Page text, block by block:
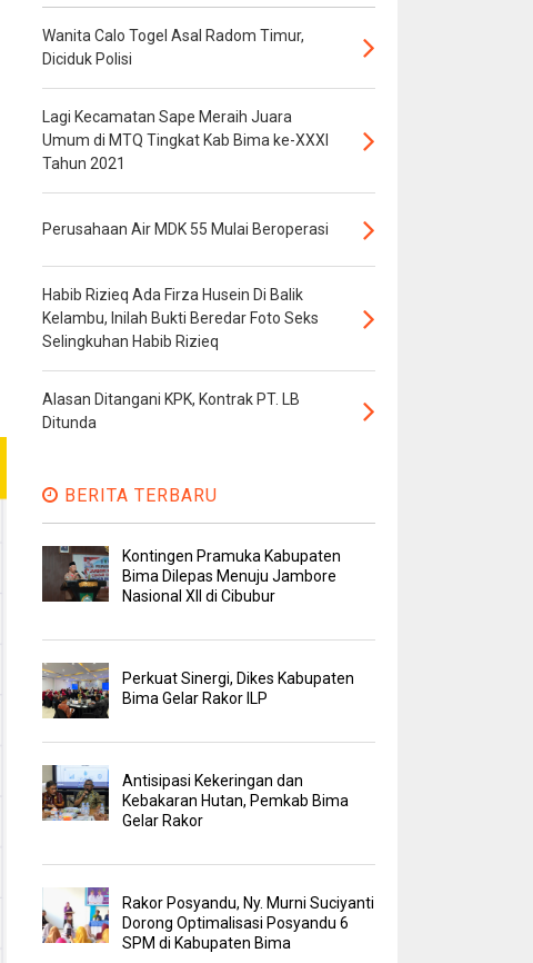
Wanita Calo Togel Asal Radom Timur,
Diciduk Polisi
Lagi Kecamatan Sape Meraih Juara
Umum di MTQ Tingkat Kab Bima ke-XXXI
Tahun 2021
Perusahaan Air MDK 55 Mulai Beroperasi
Habib Rizieq Ada Firza Husein Di Balik
Kelambu, Inilah Bukti Beredar Foto Seks
Selingkuhan Habib Rizieq
Alasan Ditangani KPK, Kontrak PT. LB
Ditunda
BERITA TERBARU
Kontingen Pramuka Kabupaten
Bima Dilepas Menuju Jambore
Nasional XII di Cibubur
Perkuat Sinergi, Dikes Kabupaten
Bima Gelar Rakor ILP
Antisipasi Kekeringan dan
Kebakaran Hutan, Pemkab Bima
Gelar Rakor
Rakor Posyandu, Ny. Murni Suciyanti
Dorong Optimalisasi Posyandu 6
SPM di Kabupaten Bima